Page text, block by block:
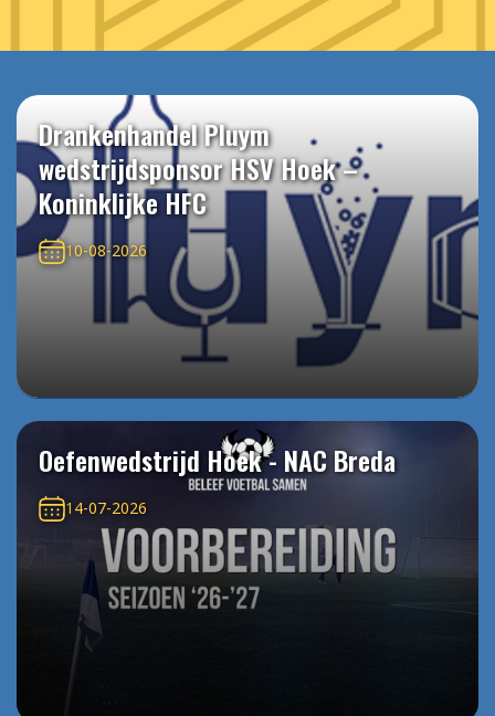
Drankenhandel Pluym
wedstrijdsponsor HSV Hoek –
Koninklijke HFC
10-08-2026
Oefenwedstrijd Hoek - NAC Breda
14-07-2026